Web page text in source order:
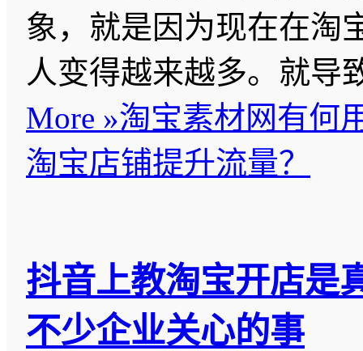
象，就是因为现在在淘
人变得越来越多。就
More »淘宝素材网有何
淘宝店铺提升流量？
抖音上教淘宝开店是
不少企业关心的事